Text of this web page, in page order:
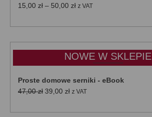
15,00 zł – 50,00 złZakres
od
do
50,00 zł
z VAT
NOWE W SKLEPIE
Proste domowe serniki - eBook
47,00zł Pierwotna
wynosiła:
39,00 złAktualna
wynosi:
z VAT